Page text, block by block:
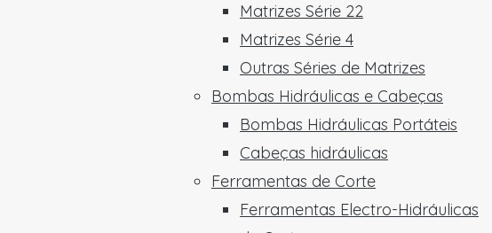
Matrizes Série 22
Matrizes Série 4
Outras Séries de Matrizes
Bombas Hidráulicas e Cabeças
Bombas Hidráulicas Portáteis
Cabeças hidráulicas
Ferramentas de Corte
Ferramentas Electro-Hidráulicas